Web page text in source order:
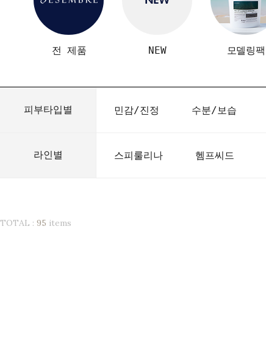
전 제품 NEW 모델링팩
피부타입별 민감/진정 수분/보습
라인별 스피룰리나 헴프씨드
TOTAL : 95 items